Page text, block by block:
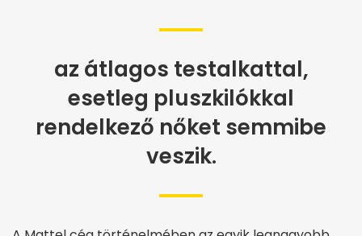
az átlagos testalkattal,
esetleg pluszkilókkal
rendelkező nőket semmibe
veszik.